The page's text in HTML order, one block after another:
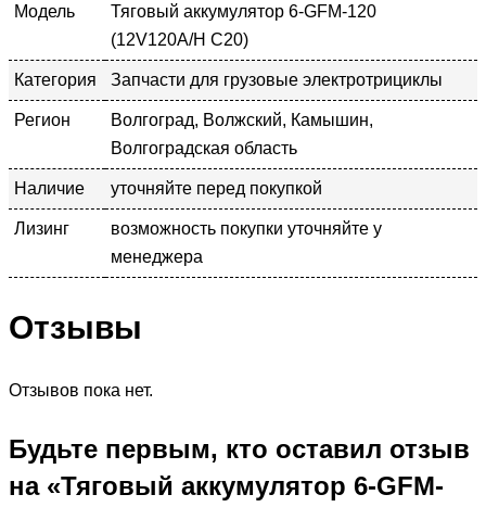
Модель
Тяговый аккумулятор 6-GFM-120
(12V120A/H C20)
Категория Запчасти для грузовые электротрициклы
Регион
Волгоград, Волжский, Камышин,
Волгоградская область
Наличие уточняйте перед покупкой
Лизинг
возможность покупки уточняйте у
менеджера
Отзывы
Отзывов пока нет.
Будьте первым, кто оставил отзыв
на «Тяговый аккумулятор 6-GFM-